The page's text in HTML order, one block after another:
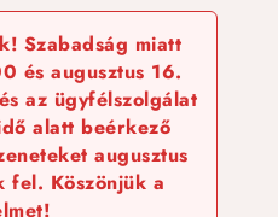
Szabadság miatt
és augusztus 16.
az ügyfélszolgálat
alatt beérkező
augusztus
fel. Köszönjük a